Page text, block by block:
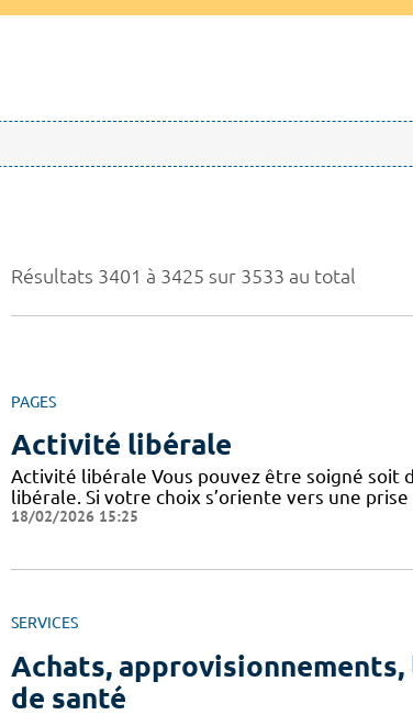
Résultats 3401 à 3425 sur 3533 au total
PAGES
Activité libérale
Activité libérale Vous pouvez être soigné soit
libérale. Si votre choix s’oriente vers une
18/02/2026 15:25
SERVICES
Achats,
de santé